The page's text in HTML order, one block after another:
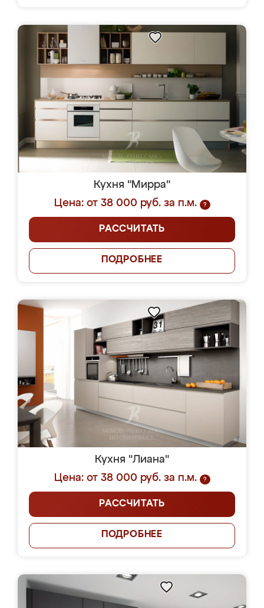
Кухня "Мирра"
Цена: от 38 000 руб. за п.м.
?
РАССЧИТАТЬ
ПОДРОБНЕЕ
Кухня "Лиана"
Цена: от 38 000 руб. за п.м.
?
РАССЧИТАТЬ
ПОДРОБНЕЕ